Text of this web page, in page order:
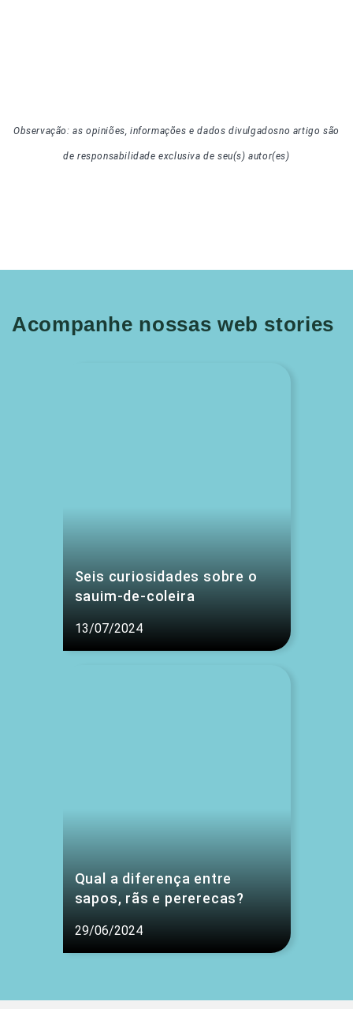
Observação: as opiniões, informações e dados divulgadosno artigosão
de responsabilidade exclusiva de seu(s) autor(es)
Acompanhe nossas web stories
Seis curiosidades sobre o
sauim-de-coleira
13/07/2024
Qual a diferença entre
sapos, rãs e pererecas?
29/06/2024